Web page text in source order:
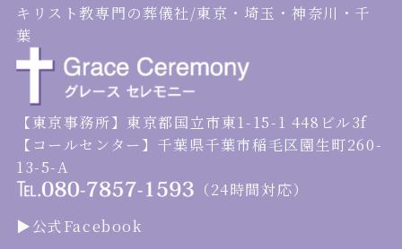
キリスト教専門の葬儀社/東京・埼玉・神奈川・千
葉
【東京事務所】東京都国立市東1-15-1 448ビル3f
【コールセンター】千葉県千葉市稲毛区園生町260-
13-5-A
（24時間対応）
▶︎公式Facebook